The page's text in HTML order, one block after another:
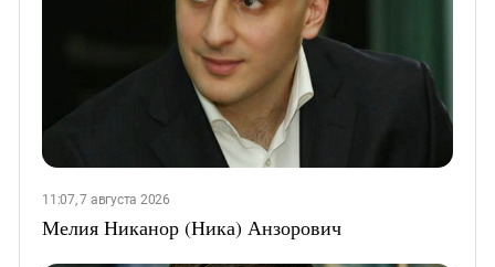
11:07, 7 августа 2026
Мелия Никанор (Ника) Анзорович